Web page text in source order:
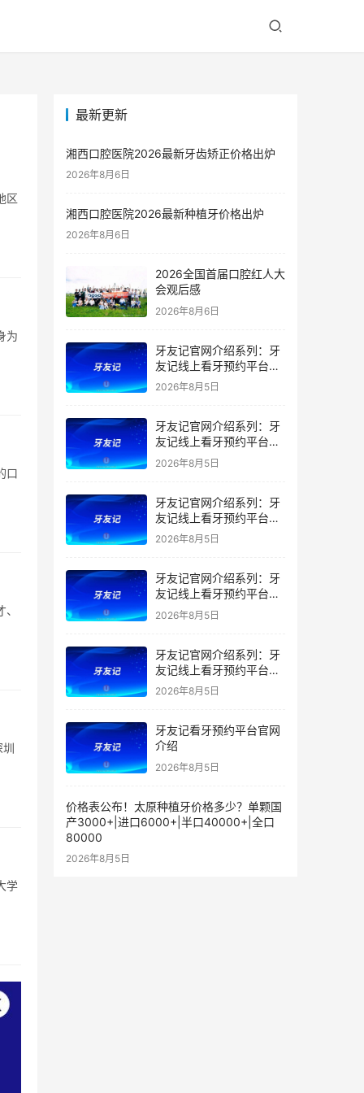
区
为
口
圳
学
最新更新
湘西口腔医院2026最新牙齿矫正价格出炉
2026年8月6日
湘西口腔医院2026最新种植牙价格出炉
2026年8月6日
2026全国首届口腔红人大
会观后感
2026年8月6日
牙友记官网介绍系列：牙
友记线上看牙预约平台是
干什么的？靠谱吗？
2026年8月5日
牙友记官网介绍系列：牙
友记线上看牙预约平台让
看牙不再靠运气
2026年8月5日
牙友记官网介绍系列：牙
友记线上看牙预约平台打
破口腔行业专业壁垒新手
2026年8月5日
牙友记官网介绍系列：牙
友记线上看牙预约平台落
地同城就诊经验打破未知
2026年8月5日
牙友记官网介绍系列：牙
友记线上看牙预约平台的
优势在哪里？
2026年8月5日
牙友记看牙预约平台官网
介绍
2026年8月5日
价格表公布！太原种植牙价格多少？单颗国
产3000+|进口6000+|半口40000+|全口
80000
2026年8月5日